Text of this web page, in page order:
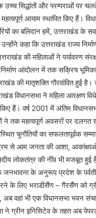
सिद्धांतों और परम्पराओं पर
आयाम स्थापित किए हैं।
का बलिदान हमें, उत्तराखंड के
कहा कि उत्तराखंड राज्य
की महिलाओं ने पर्यावरण
आंदोलन में तक सक्रिय भूमिका
की मातृशक्ति गौरवांवित हुई है।
विधानसभा ने महिला आरक्षण
हैं। वर्ष 2001 में अंतिम
ने तक महत्वपूर्ण अवसरों पर दलगत
चुनौतियों का सफलतापूर्वक
से आम जनता की आशा,
लोकतंत्र की नींव भी मजबूत हुई
जनभावना के अनुरूप प्रदेश के
के लिए भराडीसैंण – गैरसैंण को
अब वहां भी एक विधानसभा भवन
ने ग्रीन इनिसिटेव के तहत अब